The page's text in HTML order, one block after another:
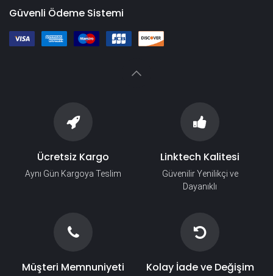
Güvenli Ödeme Sistemi
Ücretsiz Kargo
Aynı Gün Kargoya Teslim
Linktech Kalitesi
Güvenilir Yenilikçi ve
Dayanıklı
Müşteri Memnuniyeti Kolay İade ve Değişim